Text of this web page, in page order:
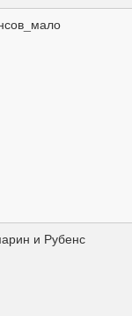
и Рубенс